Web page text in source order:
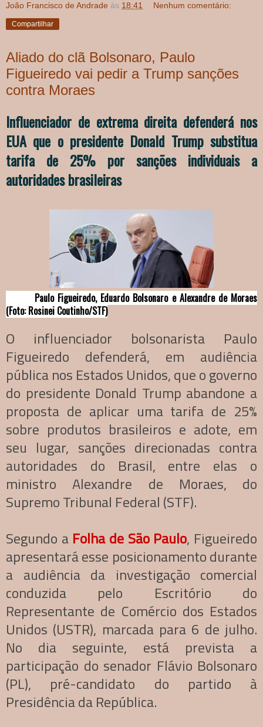
João Francisco de Andrade às 18:41 Nenhum comentário:
Compartilhar
Aliado do clã Bolsonaro, Paulo
Figueiredo vai pedir a Trump sanções
contra Moraes
Influenciador de extrema direita defenderá nos
EUA que o presidente Donald Trump substitua
tarifa de 25% por sanções individuais a
autoridades brasileiras
Paulo Figueiredo, Eduardo Bolsonaro e Alexandre de Moraes
(Foto: Rosinei Coutinho/STF)
O influenciador bolsonarista Paulo
Figueiredo defenderá, em audiência
pública nos Estados Unidos, que o governo
do presidente Donald Trump abandone a
proposta de aplicar uma tarifa de 25%
sobre produtos brasileiros e adote, em
seu lugar, sanções direcionadas contra
autoridades do Brasil, entre elas o
ministro Alexandre de Moraes, do
Supremo Tribunal Federal (STF).
Segundo a Folha de São Paulo, Figueiredo
apresentará esse posicionamento durante
a audiência da investigação comercial
conduzida pelo Escritório do
Representante de Comércio dos Estados
Unidos (USTR), marcada para 6 de julho.
No dia seguinte, está prevista a
participação do senador Flávio Bolsonaro
(PL), pré-candidato do partido à
Presidência da República.